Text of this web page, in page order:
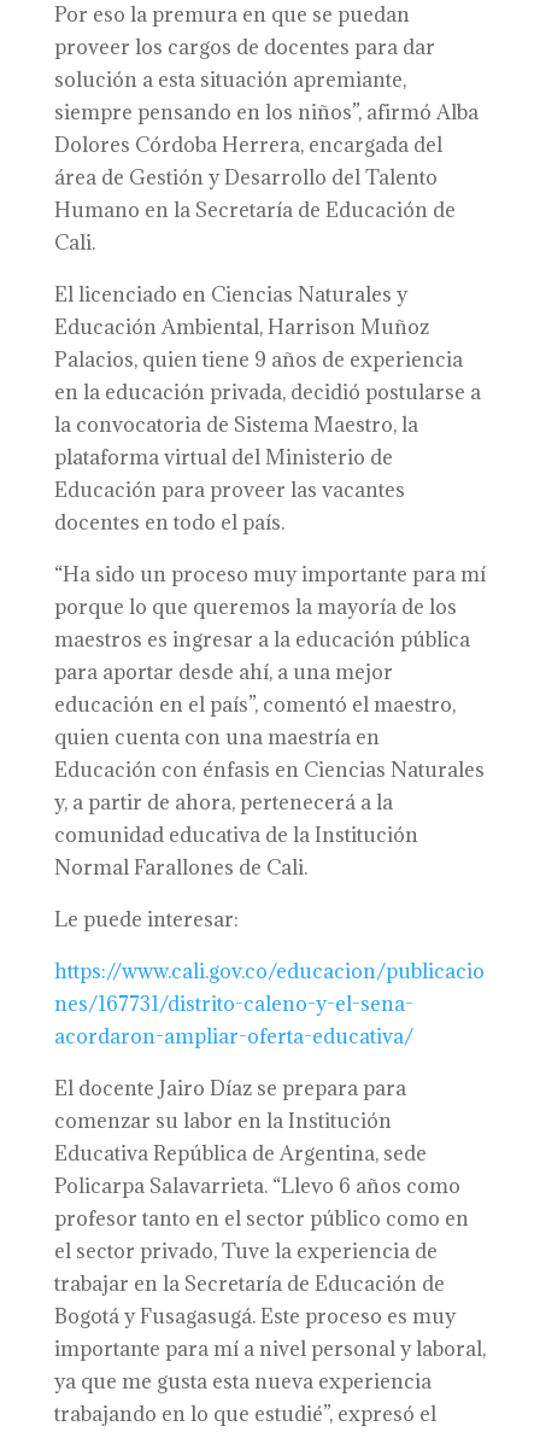
Por eso la premura en que se puedan
proveer los cargos de docentes para dar
solución a esta situación apremiante,
siempre pensando en los niños”, afirmó Alba
Dolores Córdoba Herrera, encargada del
área de Gestión y Desarrollo del Talento
Humano en la Secretaría de Educación de
Cali.
El licenciado en Ciencias Naturales y
Educación Ambiental, Harrison Muñoz
Palacios, quien tiene 9 años de experiencia
en la educación privada, decidió postularse a
la convocatoria de Sistema Maestro, la
plataforma virtual del Ministerio de
Educación para proveer las vacantes
docentes en todo el país.
“Ha sido un proceso muy importante para mí
porque lo que queremos la mayoría de los
maestros es ingresar a la educación pública
para aportar desde ahí, a una mejor
educación en el país”, comentó el maestro,
quien cuenta con una maestría en
Educación con énfasis en Ciencias Naturales
y, a partir de ahora, pertenecerá a la
comunidad educativa de la Institución
Normal Farallones de Cali.
Le puede interesar:
https://www.cali.gov.co/educacion/publicacio
nes/167731/distrito-caleno-y-el-sena-
acordaron-ampliar-oferta-educativa/
El docente Jairo Díaz se prepara para
comenzar su labor en la Institución
Educativa República de Argentina, sede
Policarpa Salavarrieta. “Llevo 6 años como
profesor tanto en el sector público como en
el sector privado, Tuve la experiencia de
trabajar en la Secretaría de Educación de
Bogotá y Fusagasugá. Este proceso es muy
importante para mí a nivel personal y laboral,
ya que me gusta esta nueva experiencia
trabajando en lo que estudié”, expresó el